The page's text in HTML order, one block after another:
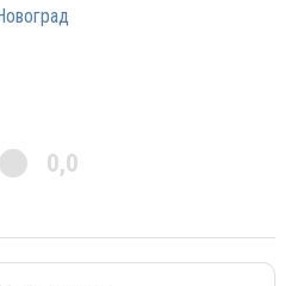
0,0